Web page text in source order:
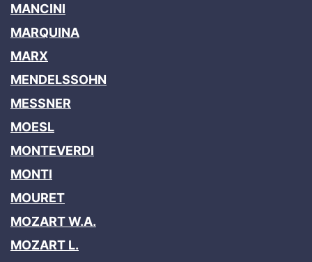
MANCINI
MARQUINA
MARX
MENDELSSOHN
MESSNER
MOESL
MONTEVERDI
MONTI
MOURET
MOZART W.A.
MOZART L.